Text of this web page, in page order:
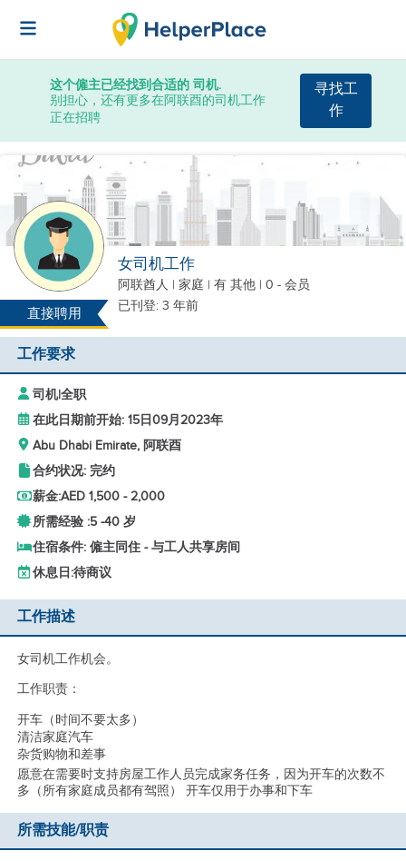
这个僱主已经找到合适的 司机.
别担心，还有更多在阿联酉的司机工作
正在招聘
寻找工
作
直接聘用
女司机工作
阿联酋人 | 家庭 | 有 其他 | 0 - 会员
已刊登: 3 年前
工作要求
司机|全职
在此日期前开始: 15日09月2023年
Abu Dhabi Emirate, 阿联酉
合约状况: 完约
薪金:AED 1,500 - 2,000
所需经验 :5 -40 岁
住宿条件: 僱主同住 - 与工人共享房间
休息日:待商议
工作描述
女司机工作机会。
工作职责：
开车（时间不要太多）
清洁家庭汽车
杂货购物和差事
愿意在需要时支持房屋工作人员完成家务任务，因为开车的次数不
多（所有家庭成员都有驾照） 开车仅用于办事和下车
所需技能/职责